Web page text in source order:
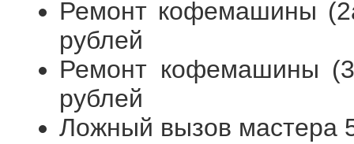
Ремонт кофемашины
рублей
Ремонт кофемашины
рублей
Ложный вызов мастера